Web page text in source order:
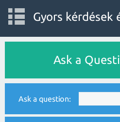
Gyors kérdések
Ask a
Ask a question: